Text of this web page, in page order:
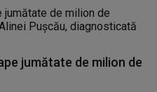
jumătate de milion de